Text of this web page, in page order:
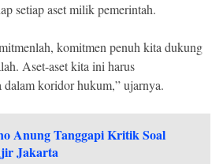
setiap aset milik pemerintah.
komitmen penuh kita dukung
Aset-aset kita ini harus
dalam koridor hukum,” ujarnya.
Anung Tanggapi Kritik Soal
Jakarta